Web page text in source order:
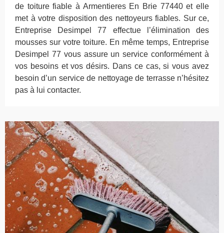
de toiture fiable à Armentieres En Brie 77440 et elle
met à votre disposition des nettoyeurs fiables. Sur ce,
Entreprise Desimpel 77 effectue l’élimination des
mousses sur votre toiture. En même temps, Entreprise
Desimpel 77 vous assure un service conformément à
vos besoins et vos désirs. Dans ce cas, si vous avez
besoin d’un service de nettoyage de terrasse n’hésitez
pas à lui contacter.